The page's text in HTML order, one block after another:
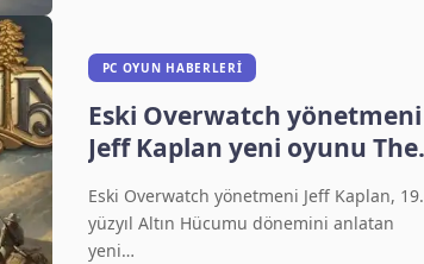
PC OYUN HABERLERI
Eski Overwatch yönetmeni
Jeff Kaplan yeni oyunu The
duyurdu
Eski Overwatch yönetmeni Jeff Kaplan, 19.
yüzyıl Altın Hücumu dönemini anlatan
yeni…